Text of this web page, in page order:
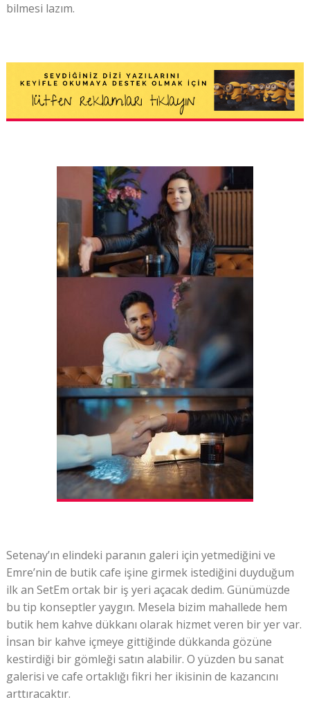
bilmesi lazım.
Setenay’ın elindeki paranın galeri için yetmediğini ve
Emre’nin de butik cafe işine girmek istediğini duyduğum
ilk an SetEm ortak bir iş yeri açacak dedim. Günümüzde
bu tip konseptler yaygın. Mesela bizim mahallede hem
butik hem kahve dükkanı olarak hizmet veren bir yer var.
İnsan bir kahve içmeye gittiğinde dükkanda gözüne
kestirdiği bir gömleği satın alabilir. O yüzden bu sanat
galerisi ve cafe ortaklığı fikri her ikisinin de kazancını
arttıracaktır.